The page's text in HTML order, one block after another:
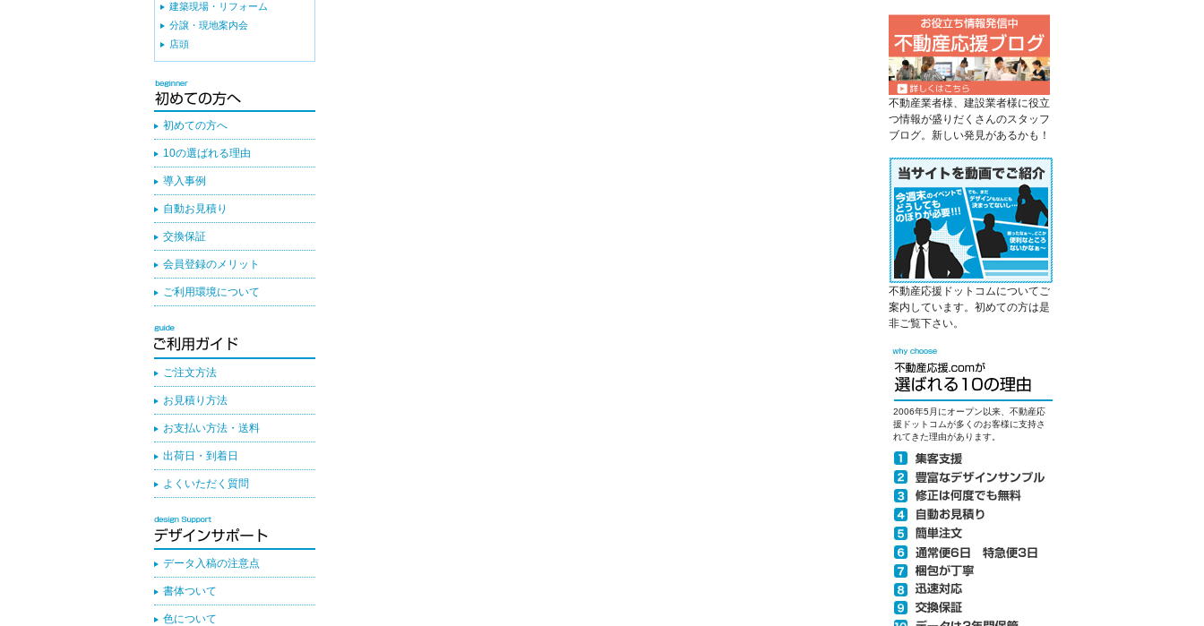
不動産業者様、建設業者様に役立
つ情報が盛りだくさんのスタッフ
ブログ。新しい発見があるかも！
不動産応援ドットコムについてご
案内しています。初めての方は是
非ご覧下さい。
2006年5月にオープン以来、不動産応
援ドットコムが多くのお客様に支持さ
れてきた理由があります。
建築現場・リフォーム
分譲・現地案内会
店頭
初めての方へ
10の選ばれる理由
導入事例
自動お見積り
交換保証
会員登録のメリット
ご利用環境について
ご注文方法
お見積り方法
お支払い方法・送料
出荷日・到着日
よくいただく質問
データ入稿の注意点
書体ついて
色について